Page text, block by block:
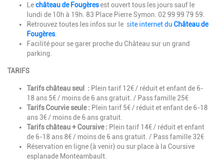
Description
Lechâteau de Fougèresest ouvert tous les jours sauf le
lundi de 10h à 19h. 83 Place Pierre Symon. 02 99 99 79 59.
Retrouvez toutes les infos sur le site internet du Château de
Fougères.
Facilité pour se garer proche du Château sur un grand
parking.
TARIFS
Tarifs château seul : Plein tarif 12€ / réduit et enfant de 6-
18 ans 5€ / moins de 6 ans gratuit. / Pass famille 25€
Tarifs Courvie seule : Plein tarif 5€ / réduit et enfant de 6-18
ans 3€ / moins de 6 ans gratuit.
Tarifs château + Coursive : Plein tarif 14€ / réduit et enfant
de 6-18 ans 8€ / moins de 6 ans gratuit. / Pass famille 32€
Réservation en ligne (à venir) ou sur place à la Coursive
esplanade Monteambault.